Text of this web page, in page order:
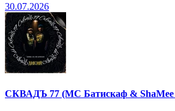
30.07.2026
СКВАДЪ 77 (МС Батискаф & ShaMee